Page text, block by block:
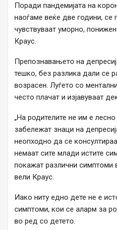
Поради пандемијата на
наоѓаме веќе две години, се
чувствуваат уморно,
Краус.
Препознавањето на
тешко, без разлика дали се
возрасен. Луѓето со
често плачат и изјавуваат
„На родителите не им е
забележат знаци на
неопходно да се
немаат сите млади истите
покажат различни симптоми
вели Краус.
Иако ниту едно дете не е
симптоми, кои се аларм за
во ред со детето.